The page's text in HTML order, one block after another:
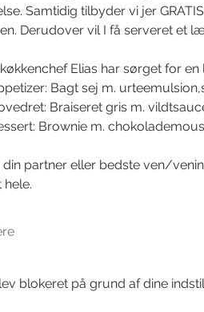
Samtidig tilbyder vi jer
Derudover vil I få serveret et
Elias har sørget for
Bagt sej m.
Braiseret gris m.
Brownie m.
din partner eller bedste ven/
hele.
blokeret på grund af dine